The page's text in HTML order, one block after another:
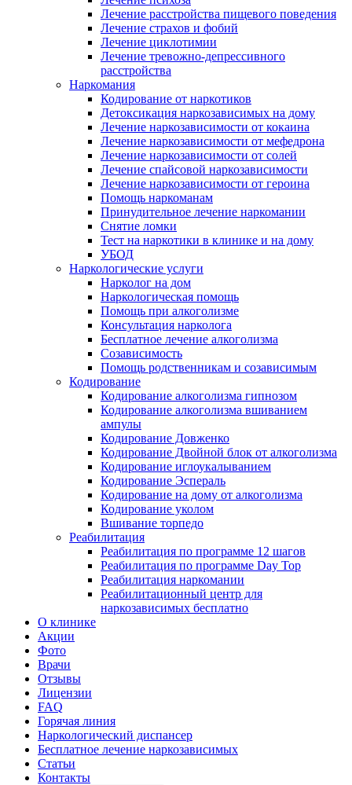
Лечение расстройства пищевого поведения
Лечение страхов и фобий
Лечение циклотимии
Лечение тревожно-депрессивного
расстройства
Наркомания
Кодирование от наркотиков
Детоксикация наркозависимых на дому
Лечение наркозависимости от кокаина
Лечение наркозависимости от мефедрона
Лечение наркозависимости от солей
Лечение спайсовой наркозависимости
Лечение наркозависимости от героина
Помощь наркоманам
Принудительное лечение наркомании
Снятие ломки
Тест на наркотики в клинике и на дому
УБОД
Наркологические услуги
Нарколог на дом
Наркологическая помощь
Помощь при алкоголизме
Консультация нарколога
Бесплатное лечение алкоголизма
Созависимость
Помощь родственникам и созависимым
Кодирование
Кодирование алкоголизма гипнозом
Кодирование алкоголизма вшиванием
ампулы
Кодирование Довженко
Кодирование Двойной блок от алкоголизма
Кодирование иглоукалыванием
Кодирование Эспераль
Кодирование на дому от алкоголизма
Кодирование уколом
Вшивание торпедо
Реабилитация
Реабилитация по программе 12 шагов
Реабилитация по программе Day Top
Реабилитация наркомании
Реабилитационный центр для
наркозависимых бесплатно
О клинике
Акции
Фото
Врачи
Отзывы
Лицензии
FAQ
Горячая линия
Наркологический диспансер
Бесплатное лечение наркозависимых
Статьи
Контакты